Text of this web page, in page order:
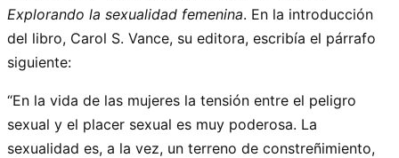
Explorando la sexualidad femenina. En la introducción
del libro, Carol S. Vance, su editora, escribía el párrafo
siguiente:
“En la vida de las mujeres la tensión entre el peligro
sexual y el placer sexual es muy poderosa. La
sexualidad es, a la vez, un terreno de constreñimiento,